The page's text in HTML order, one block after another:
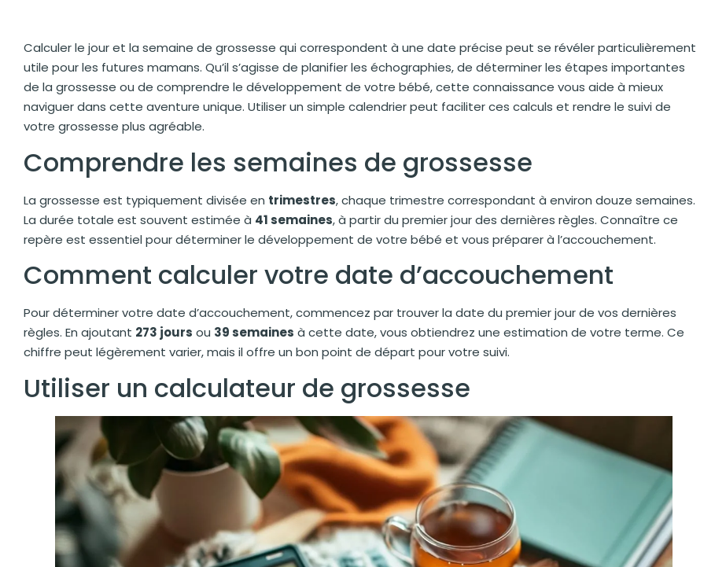
Calculer le jour et la semaine de grossesse qui correspondent à une date précise peut se révéler particulièrement
utile pour les futures mamans. Qu’il s’agisse de planifier les échographies, de déterminer les étapes importantes
de la grossesse ou de comprendre le développement de votre bébé, cette connaissance vous aide à mieux
naviguer dans cette aventure unique. Utiliser un simple calendrier peut faciliter ces calculs et rendre le suivi de
votre grossesse plus agréable.
Comprendre les semaines de grossesse
La grossesse est typiquement divisée en trimestres, chaque trimestre correspondant à environ douze semaines.
La durée totale est souvent estimée à 41 semaines, à partir du premier jour des dernières règles. Connaître ce
repère est essentiel pour déterminer le développement de votre bébé et vous préparer à l’accouchement.
Comment calculer votre date d’accouchement
Pour déterminer votre date d’accouchement, commencez par trouver la date du premier jour de vos dernières
règles. En ajoutant 273 jours ou 39 semaines à cette date, vous obtiendrez une estimation de votre terme. Ce
chiffre peut légèrement varier, mais il offre un bon point de départ pour votre suivi.
Utiliser un calculateur de grossesse